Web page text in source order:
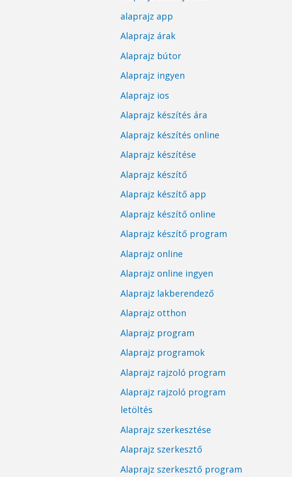
alaprajz app
Alaprajz árak
Alaprajz bútor
Alaprajz ingyen
Alaprajz ios
Alaprajz készítés ára
Alaprajz készítés online
Alaprajz készítése
Alaprajz készítő
Alaprajz készítő app
Alaprajz készítő online
Alaprajz készítő program
Alaprajz online
Alaprajz online ingyen
Alaprajz lakberendező
Alaprajz otthon
Alaprajz program
Alaprajz programok
Alaprajz rajzoló program
Alaprajz rajzoló program
letöltés
Alaprajz szerkesztése
Alaprajz szerkesztő
Alaprajz szerkesztő program